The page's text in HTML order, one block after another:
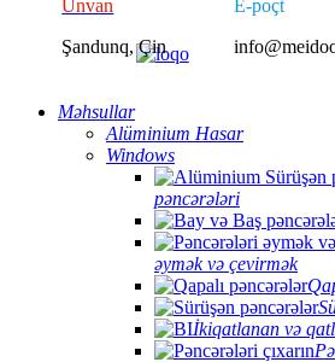
Ünvan
Şandunq, Çin
E-poçt
Məhsullar
Alüminium Hasar
Windows
pəncərələri
əymək və çevirmək
İkiqatlanan və